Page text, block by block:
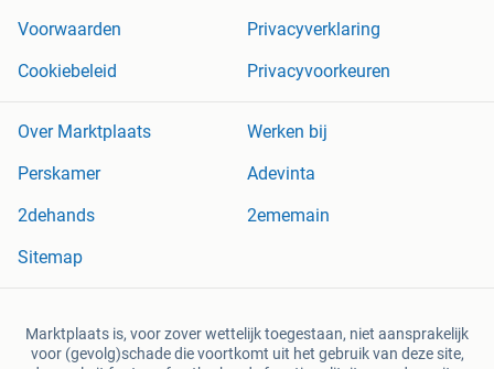
Voorwaarden
Privacyverklaring
Cookiebeleid
Privacyvoorkeuren
Over Marktplaats
Werken bij
Perskamer
Adevinta
2dehands
2ememain
Sitemap
Marktplaats is, voor zover wettelijk toegestaan, niet aansprakelijk
voor (gevolg)schade die voortkomt uit het gebruik van deze site,